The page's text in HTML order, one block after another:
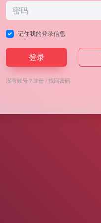
记住我的登录信息
登录
没有账号？注册/找回密码